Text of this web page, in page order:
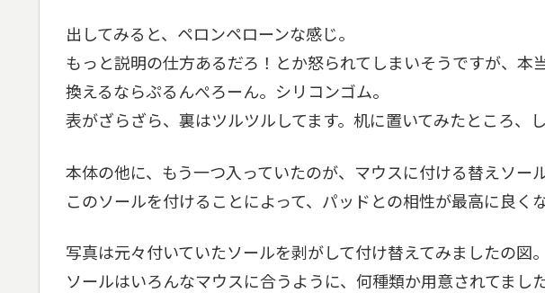
出してみると、ペロンペローンな感じ。
もっと説明の仕方あるだろ！とか怒られてしまいそうですが、本
換えるならぷるんぺろーん。シリコンゴム。
表がざらざら、裏はツルツルしてます。机に置いてみたところ、
本体の他に、もう一つ入っていたのが、マウスに付ける替えソール
このソールを付けることによって、パッドとの相性が最高に良く
写真は元々付いていたソールを剥がして付け替えてみましたの図。
ソールはいろんなマウスに合うように、何種類か用意されてました